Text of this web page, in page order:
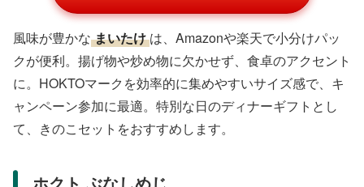
風味が豊かな まいたけ は、Amazonや楽天で小分けパッ
クが便利。揚げ物や炒め物に欠かせず、食卓のアクセント
に。HOKTOマークを効率的に集めやすいサイズ感で、キ
ャンペーン参加に最適。特別な日のディナーギフトとし
て、きのこセットをおすすめします。